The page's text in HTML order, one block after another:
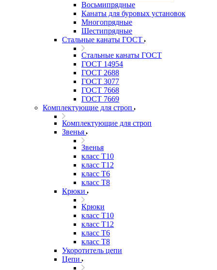
Восьмипрядные
Канаты для буровых установок
Многопрядные
Шестипрядные
Стальные канаты ГОСТ
Стальные канаты ГОСТ
ГОСТ 14954
ГОСТ 2688
ГОСТ 3077
ГОСТ 7668
ГОСТ 7669
Комплектующие для строп
Комплектующие для строп
Звенья
Звенья
класс Т10
класс Т12
класс Т6
класс Т8
Крюки
Крюки
класс Т10
класс Т12
класс Т6
класс Т8
Укоротитель цепи
Цепи